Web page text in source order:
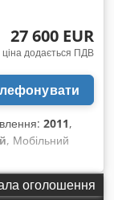
27 600 EUR
ціна додається ПДВ
2011,
, Мобільний
м³/хв;
оголошення